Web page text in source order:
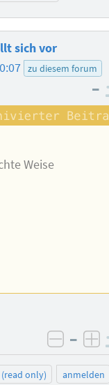
sich vor
zu diesem forum
–
Weise
–
only)
anmelden